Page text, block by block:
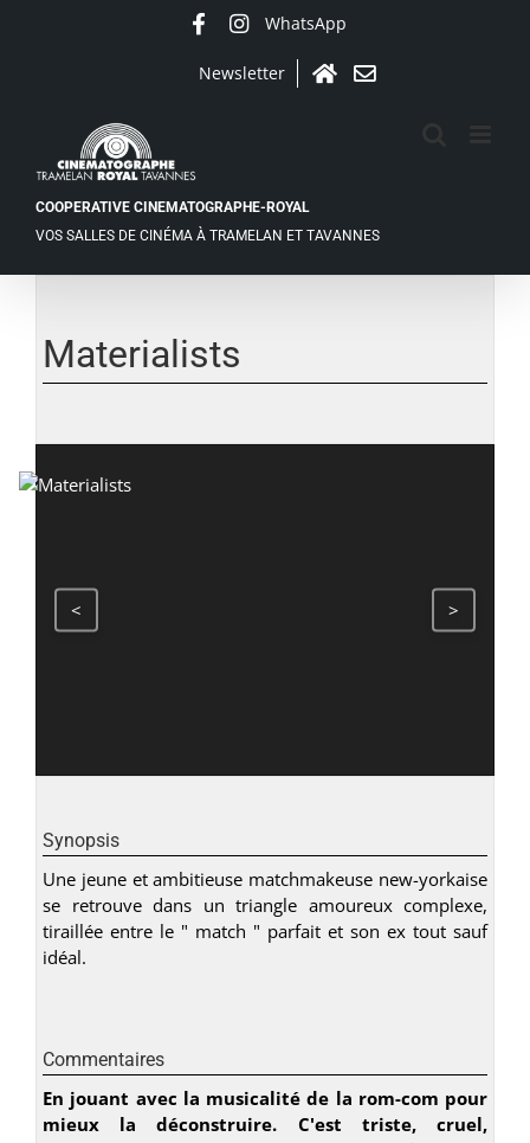
WhatsApp
Newsletter
AccueilContact
COOPERATIVE CINEMATOGRAPHE-ROYAL
VOS SALLES DE CINÉMA À TRAMELAN ET TAVANNES
Materialists
< >
Synopsis
Une jeune et ambitieuse matchmakeuse new-yorkaise
se retrouve dans un triangle amoureux complexe,
tiraillée entre le " match " parfait et son ex tout sauf
idéal.
Commentaires
En jouant avec la musicalité de la rom-com pour
mieux la déconstruire. C'est triste, cruel,